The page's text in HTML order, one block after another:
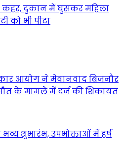
कहर, दुकान में घुसकर महिला
को भी पीटा
आयोग ने मेवानवाद बिजनौर
के मामले में दर्ज की शिकायत
शुभारंभ, उपभोक्ताओं में हर्ष